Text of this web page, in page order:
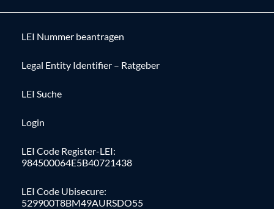
LEI Nummer beantragen
Legal Entity Identifier – Ratgeber
LEI Suche
Login
LEI Code Register-LEI:
984500064E5B40721438
LEI Code Ubisecure:
529900T8BM49AURSDO55